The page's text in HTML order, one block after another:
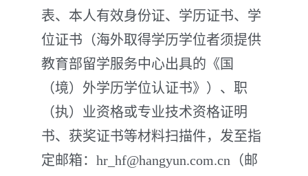
表、本人有效身份证、学历证书、学
位证书（海外取得学历学位者须提供
教育部留学服务中心出具的《国
（境）外学历学位认证书》）、职
（执）业资格或专业技术资格证明
书、获奖证书等材料扫描件，发至指
定邮箱：hr_hf@hangyun.com.cn（邮